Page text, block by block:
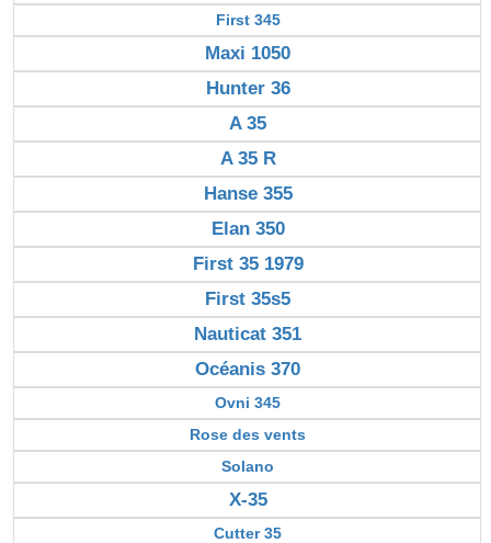
First 345
Maxi 1050
Hunter 36
A 35
A 35 R
Hanse 355
Elan 350
First 35 1979
First 35s5
Nauticat 351
Océanis 370
Ovni 345
Rose des vents
Solano
X-35
Cutter 35